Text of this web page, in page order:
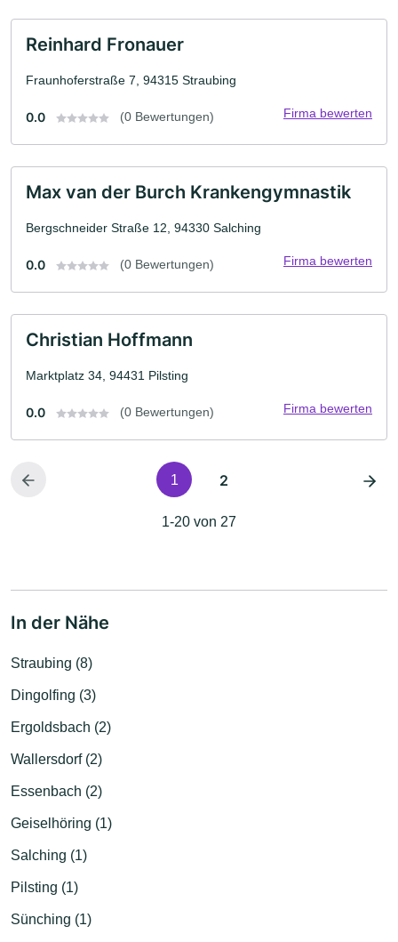
Reinhard Fronauer
Fraunhoferstraße 7, 94315 Straubing
0.0 (0 Bewertungen) Firma bewerten
Max van der Burch Krankengymnastik
Bergschneider Straße 12, 94330 Salching
0.0 (0 Bewertungen) Firma bewerten
Christian Hoffmann
Marktplatz 34, 94431 Pilsting
0.0 (0 Bewertungen) Firma bewerten
1 2
1-20 von 27
In der Nähe
Straubing (8)
Dingolfing (3)
Ergoldsbach (2)
Wallersdorf (2)
Essenbach (2)
Geiselhöring (1)
Salching (1)
Pilsting (1)
Sünching (1)